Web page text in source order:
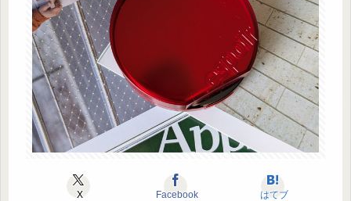
X Facebook はてブ